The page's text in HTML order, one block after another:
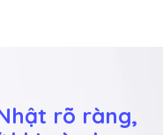
rõ ràng,